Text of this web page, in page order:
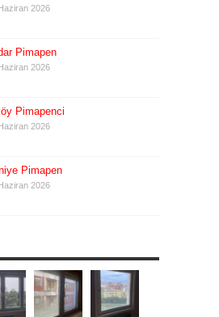
2026
Pimapen
2026
Pimapenci
2026
Pimapen
2026